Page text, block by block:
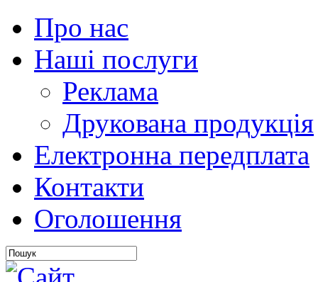
Про нас
Наші послуги
Реклама
Друкована продукція
Електронна передплата
Контакти
Оголошення